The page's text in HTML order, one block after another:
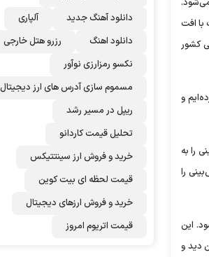
با افت
کشور
و
را به
را
این
دید و
دانلود آهنگ جدید
آلپاری
دانلود اهنگ
رزرو هتل خارجی
نکسو رمزارزی نوآور
مسموم سازی آدرس های ارز دیجیتال
ریپل در مسیر رشد
تحلیل قیمت کاردانو
خرید و فروش ارز سینتتیکس
قیمت لحظه ای بیت کوین
خرید و فروش ارزهای دیجیتال
قیمت اتریوم امروز